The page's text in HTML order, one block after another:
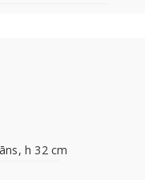
h 32 cm